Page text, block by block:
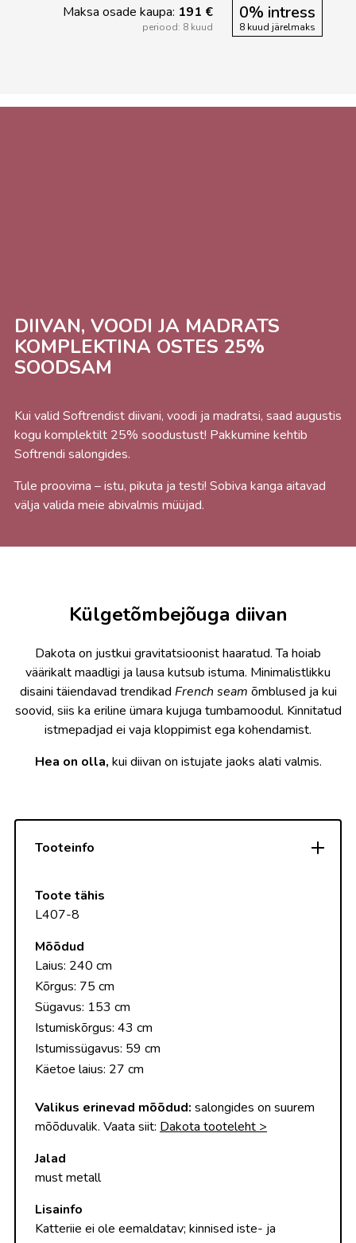
Maksa osade kaupa: 191 €
periood: 8 kuud
0% intress
8 kuud järelmaks
DIIVAN, VOODI JA MADRATS
KOMPLEKTINA OSTES 25%
SOODSAM
Kui valid Softrendist diivani, voodi ja madratsi, saad augustis
kogu komplektilt 25% soodustust! Pakkumine kehtib
Softrendi salongides.
Tule proovima – istu, pikuta ja testi! Sobiva kanga aitavad
välja valida meie abivalmis müüjad.
Külgetõmbejõuga diivan
Dakota on justkui gravitatsioonist haaratud. Ta hoiab
väärikalt maadligi ja lausa kutsub istuma. Minimalistlikku
disaini täiendavad trendikad French seam õmblused ja kui
soovid, siis ka eriline ümara kujuga tumbamoodul. Kinnitatud
istmepadjad ei vaja kloppimist ega kohendamist.
Hea on olla, kui diivan on istujate jaoks alati valmis.
Tooteinfo
Toote tähis
L407-8
Mõõdud
Laius: 240 cm
Kõrgus: 75 cm
Sügavus: 153 cm
Istumiskõrgus: 43 cm
Istumissügavus: 59 cm
Käetoe laius: 27 cm
Valikus erinevad mõõdud: salongides on suurem
mõõduvalik. Vaata siit: Dakota tooteleht >
Jalad
must metall
Lisainfo
Katteriie ei ole eemaldatav; kinnised iste- ja